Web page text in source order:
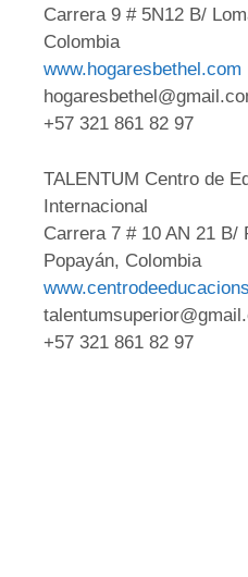
Carrera 9 # 5N12 B/
Colombia
www.hogaresbethel.com
+57 321 861 82 97
TALENTUM Centro de
Internacional
Carrera 7 # 10 AN 21 B/
Popayán, Colombia
+57 321 861 82 97